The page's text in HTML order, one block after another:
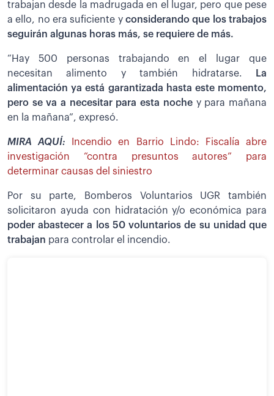
trabajan desde la madrugada en el lugar, pero que pese
a ello, no era suficiente y considerando que los trabajos
seguirán algunas horas más, se requiere de más.
“Hay 500 personas trabajando en el lugar que
necesitan alimento y también hidratarse.
La
alimentación ya está garantizada hasta este momento,
pero se va a necesitar para esta nochey para mañana
en la mañana”, expresó.
MIRA AQUÍ:
Incendio en Barrio Lindo: Fiscalía abre
investigación “contra presuntos autores” para
determinar causas del siniestro
Por su parte, Bomberos Voluntarios UGR también
solicitaron ayuda con hidratación y/o económica para
poder abastecer a los 50 voluntarios de su unidad que
trabajan para controlar el incendio.